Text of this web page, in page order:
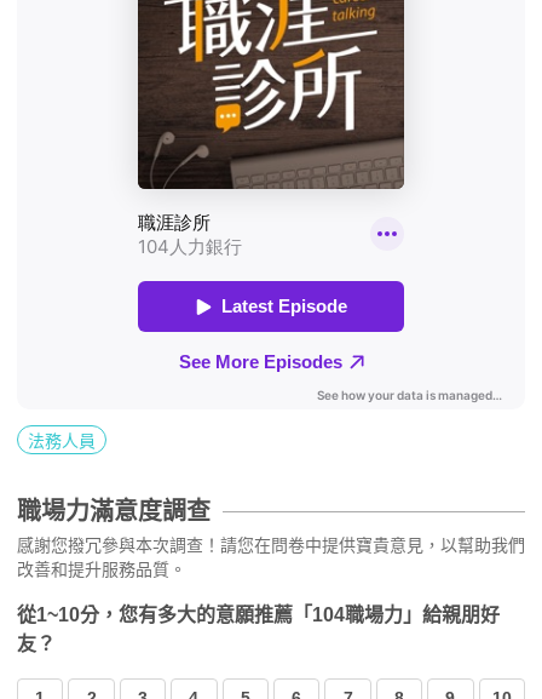
法務人員
職場力滿意度調查
感謝您撥冗參與本次調查！請您在問卷中提供寶貴意見，以幫助我們
改善和提升服務品質。
從1~10分，您有多大的意願推薦「104職場力」給親朋好
友？